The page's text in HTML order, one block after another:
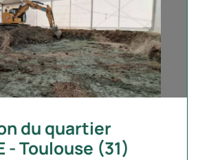
du quartier
- Toulouse (31)